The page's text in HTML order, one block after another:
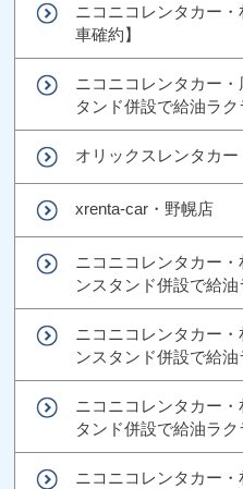
ニコニコレンタカー
車確約】
ニコニコレンタカー
タンド併設で給油ラク
オリックスレンタカ
xrenta-car・野幌店
ニコニコレンタカー
ンスタンド併設で給油
ニコニコレンタカー
ンスタンド併設で給油
ニコニコレンタカー
タンド併設で給油ラク
ニコニコレンタカー